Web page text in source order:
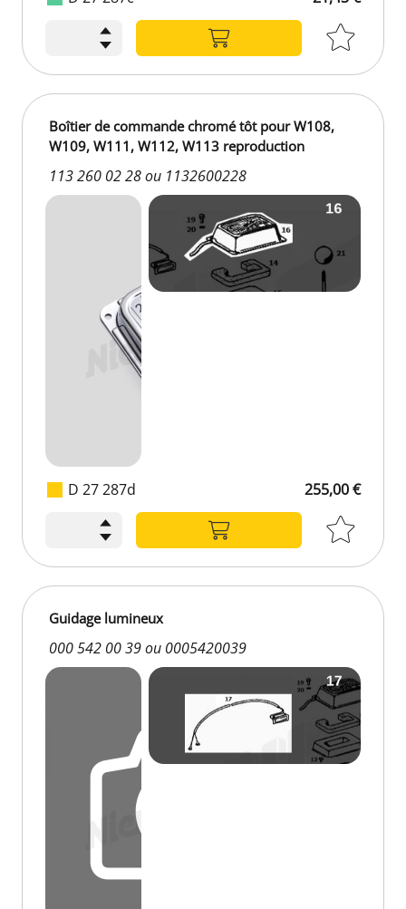
D 27 287d
Boîtier de commande chromé tôt pour W108,
W109, W111, W112, W113 reproduction
113 260 02 28 ou 1132600228
255,00 €
Guidage lumineux
000 542 00 39 ou 0005420039